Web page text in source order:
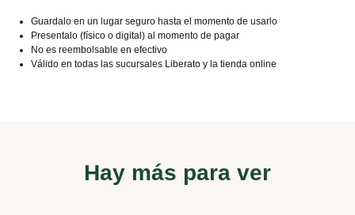
Guardalo en un lugar seguro hasta el momento de usarlo
Presentalo (físico o digital) al momento de pagar
No es reembolsable en efectivo
Válido en todas las sucursales Liberato y la tienda online
Hay más para ver